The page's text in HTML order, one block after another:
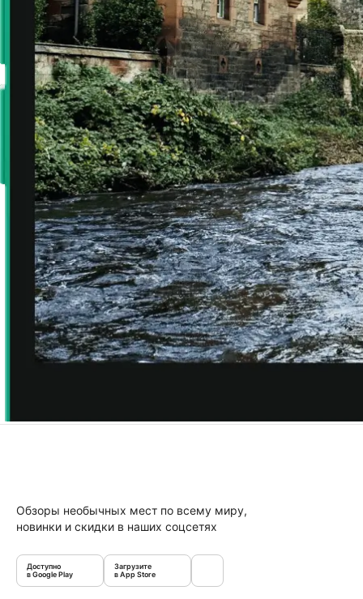
Обзоры необычных мест по всему миру,
новинки и скидки в наших соцсетях
Доступно
в Google Play
Загрузите
в App Store